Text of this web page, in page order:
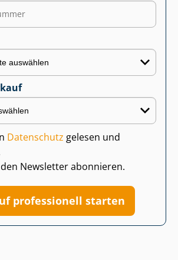
Datenschutz gelesen und
Newsletter abonnieren.
professionell starten